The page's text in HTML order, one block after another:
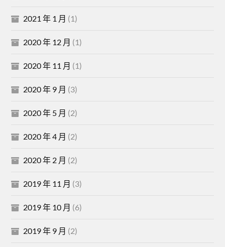
2021 年 1 月 (1)
2020 年 12 月 (1)
2020 年 11 月 (1)
2020 年 9 月 (3)
2020 年 5 月 (2)
2020 年 4 月 (2)
2020 年 2 月 (2)
2019 年 11 月 (3)
2019 年 10 月 (6)
2019 年 9 月 (2)